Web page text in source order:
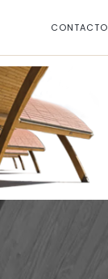
CONTACTO